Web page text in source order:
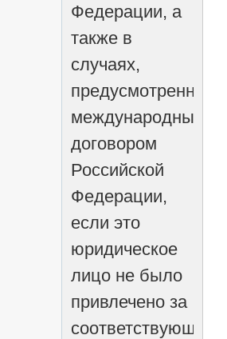
Федерации, а
также в
случаях,
предусмотренных
международным
договором
Российской
Федерации,
если это
юридическое
лицо не было
привлечено за
соответствующие